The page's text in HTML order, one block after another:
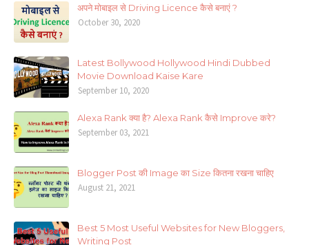
अपने मोबाइल से Driving Licence कैसे बनाएं ?
October 30, 2020
Latest Bollywood Hollywood Hindi Dubbed
Movie Download Kaise Kare
September 10, 2020
Alexa Rank क्या है? Alexa Rank कैसे Improve करे?
September 03, 2021
Blogger Post की Image का Size कितना रखना चाहिए
August 21, 2021
Best 5 Most Useful Websites for New Bloggers,
Writing Post